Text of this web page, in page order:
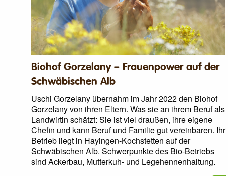
Biohof Gorzelany – Frauenpower auf der
Schwäbischen Alb
Uschi Gorzelany übernahm im Jahr 2022 den Biohof
Gorzelany von ihren Eltern. Was sie an ihrem Beruf als
Landwirtin schätzt: Sie ist viel draußen, ihre eigene
Chefin und kann Beruf und Familie gut vereinbaren. Ihr
Betrieb liegt in Hayingen-Kochstetten auf der
Schwäbischen Alb. Schwerpunkte des Bio-Betriebs
sind Ackerbau, Mutterkuh- und Legehennenhaltung.